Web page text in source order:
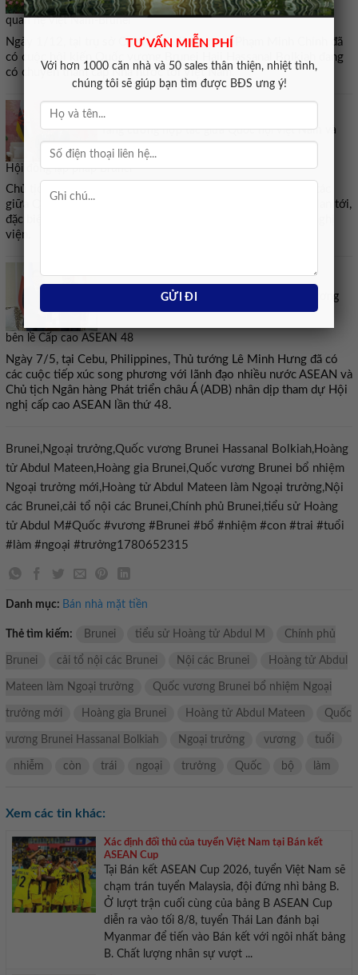
TƯ VẤN MIỄN PHÍ
Với hơn 1000 căn nhà và 50 sales thân thiện, nhiệt tình,
chúng tôi sẽ giúp bạn tìm được BĐS ưng ý!
quan hệ Việt Nam-Brunei
Ngày 1/12, tại trụ sở Chính phủ, Thủ tướng Phạm Minh Chính đã
có cuộc hội kiến Quốc vương Brunei Haji Hassanal Bolkiah đang
có chuyến thăm cấp Nhà nước tới Việt Nam.
Tăng cường hợp tác giữa Quốc hội Việt Nam và
Hội đồng lập pháp Brunei
Chủ tịch Quốc hội Trần Thanh Mẫn nhất trí tăng cường hợp tác
giữa Quốc hội Việt Nam và Hội đồng lập pháp Brunei thời gian tới,
đặc biệt trao đổi kinh nghiệm lập pháp, giám sát và hợp tác nghị
viện.
Thủ tướng Lê Minh Hưng tiếp xúc song phương
bên lề Cấp cao ASEAN 48
Ngày 7/5, tại Cebu, Philippines, Thủ tướng Lê Minh Hưng đã có
các cuộc tiếp xúc song phương với lãnh đạo nhiều nước ASEAN và
Chủ tịch Ngân hàng Phát triển châu Á (ADB) nhân dịp tham dự Hội
nghị cấp cao ASEAN lần thứ 48.
Brunei,Ngoại trưởng,Quốc vương Brunei Hassanal Bolkiah,Hoàng
tử Abdul Mateen,Hoàng gia Brunei,Quốc vương Brunei bổ nhiệm
Ngoại trưởng mới,Hoàng tử Abdul Mateen làm Ngoại trưởng,Nội
các Brunei,cải tổ nội các Brunei,Chính phủ Brunei,tiểu sử Hoàng
tử Abdul M#Quốc #vương #Brunei #bổ #nhiệm #con #trai #tuổi
#làm #ngoại #trưởng1780652315
Danh mục: Bán nhà mặt tiền
Thẻ tìm kiếm: Brunei tiểu sử Hoàng tử Abdul M Chính phủ
Brunei cải tổ nội các Brunei Nội các Brunei Hoàng tử Abdul
Mateen làm Ngoại trưởng Quốc vương Brunei bổ nhiệm Ngoại
trưởng mới Hoàng gia Brunei Hoàng tử Abdul Mateen Quốc
vương Brunei Hassanal Bolkiah Ngoại trưởng vương tuổi
nhiễm còn trái ngoại trưởng Quốc bộ làm
Xem các tin khác:
Xác định đối thủ của tuyển Việt Nam tại Bán kết
ASEAN Cup
Tại Bán kết ASEAN Cup 2026, tuyển Việt Nam sẽ
chạm trán tuyển Malaysia, đội đứng nhì bảng B.
Ở lượt trận cuối cùng của bảng B ASEAN Cup
diễn ra vào tối 8/8, tuyển Thái Lan đánh bại
Myanmar để tiến vào Bán kết với ngôi nhất bảng
B. Chất lượng nhân sự vượt ...